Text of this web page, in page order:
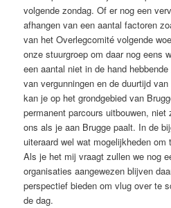
volgende zondag. Of er nog een
afhangen van een aantal factoren
van het Overlegcomité volgende
onze stuurgroep om daar nog eens
een aantal niet in de hand
van vergunningen en de duurtijd
kan je op het grondgebied van
permanent parcours uitbouwen,
ons als je aan Brugge paalt. In de
uiteraard wel wat mogelijkheden
Als je het mij vraagt zullen we nog
organisaties aangewezen blijven
perspectief bieden om vlug over te
de dag.